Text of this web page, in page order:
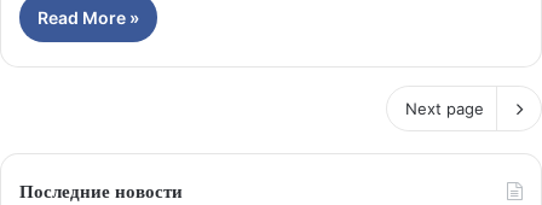
Read More »
Next page
Последние новости